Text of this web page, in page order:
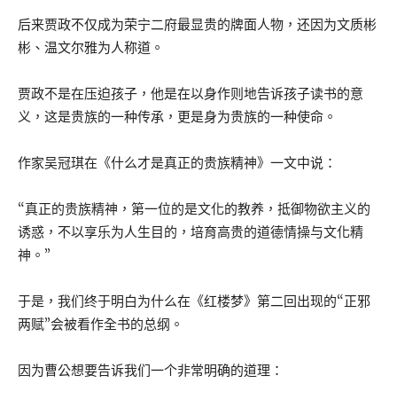
后来贾政不仅成为荣宁二府最显贵的牌面人物，还因为文质彬
彬、温文尔雅为人称道。
贾政不是在压迫孩子，他是在以身作则地告诉孩子读书的意
义，这是贵族的一种传承，更是身为贵族的一种使命。
作家吴冠琪在《什么才是真正的贵族精神》一文中说：
“真正的贵族精神，第一位的是文化的教养，抵御物欲主义的
诱惑，不以享乐为人生目的，培育高贵的道德情操与文化精
神。”
于是，我们终于明白为什么在《红楼梦》第二回出现的“正邪
两赋”会被看作全书的总纲。
因为曹公想要告诉我们一个非常明确的道理：